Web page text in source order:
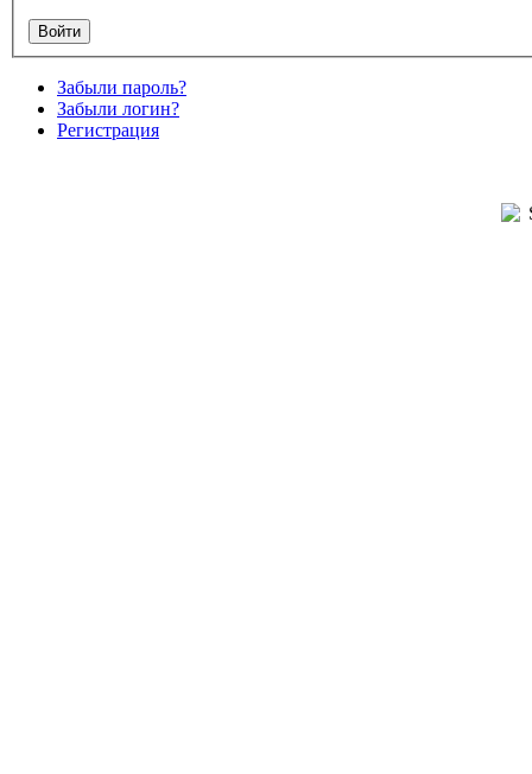
Забыли пароль?
Забыли логин?
Регистрация